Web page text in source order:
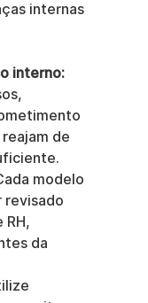
internas
interno:
de
modelo
revisado
da